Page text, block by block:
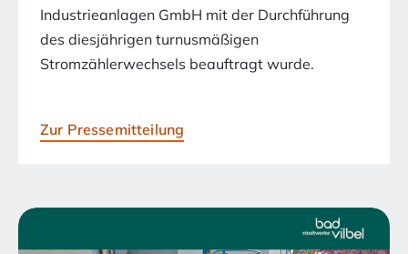
Industrieanlagen GmbH mit der Durchführung
des diesjährigen turnusmäßigen
Stromzählerwechsels beauftragt wurde.
Zur Pressemitteilung